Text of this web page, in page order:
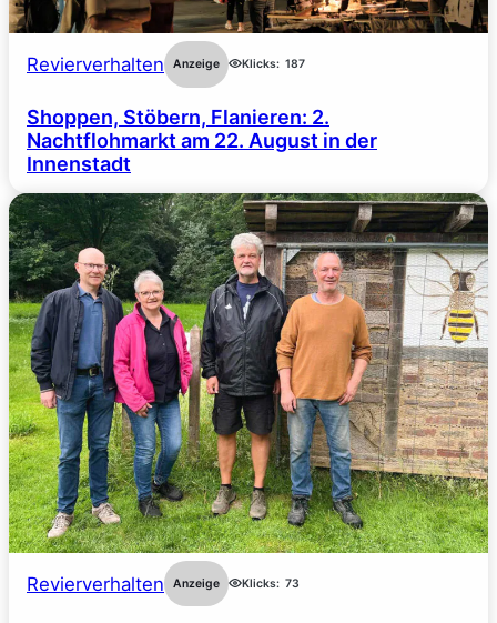
Revierverhalten Anzeige Klicks: 187
Shoppen, Stöbern, Flanieren: 2.
Nachtflohmarkt am 22. August in der
Innenstadt
Revierverhalten Anzeige Klicks: 73